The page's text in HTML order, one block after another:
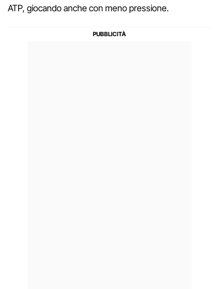
ATP, giocando anche con meno pressione.